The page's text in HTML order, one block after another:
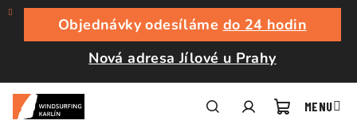
Přejít
obsah
Objednávky odesíláme do 24 hodin
Nová adresa Jílové u Prahy